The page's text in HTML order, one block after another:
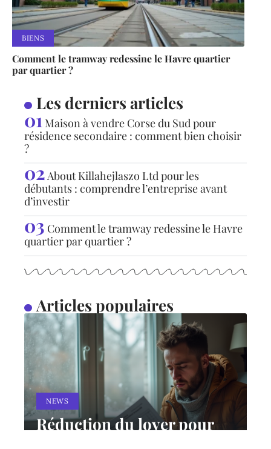
BIENS
Comment le tramway redessine le Havre quartier
par quartier ?
Les derniers articles
Maison à vendre Corse du Sud pour
résidence secondaire : comment bien choisir
?
About Killahejlaszo Ltd pour les
débutants : comprendre l’entreprise avant
d’investir
Comment le tramway redessine le Havre
quartier par quartier ?
Articles populaires
NEWS
Réduction du loyer pour